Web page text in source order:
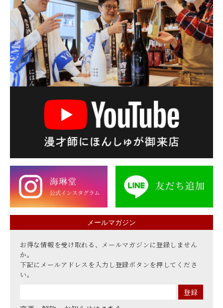
メールマガジン
お得な情報を受け取れる、メールマガジンに登録しません
か。
下記にメールアドレスを入力し登録ボタンを押してくださ
い。